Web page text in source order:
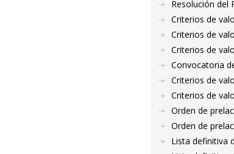
Resolución del
Criterios de
Criterios de
Criterios de
Convocatoria
Criterios de
Criterios de
Orden de
Orden de
Lista definitiva